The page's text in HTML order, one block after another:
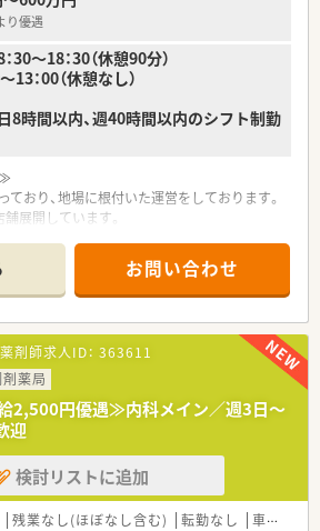
り優遇
～18：30（休憩90分）
：00（休憩なし）
8時間以内、週40時間以内のシフト制勤
おり、地場に根付いた運営をしております。
展開しています。
ョンを大切にしながら働ける職場で、経営者と
通し良く働けるのも魅力です。
応需しています。
科クリニックなどからも処方箋を受け付けてお
域のみなさまからご利用いただいており、誠実
がけています。
で行っており、ベテラン薬剤師もいるため分
はすぐ聞きやすい環境です。
ら車で5分程度の立地にございます。
り、お車での通勤が便利です。
お問い合わせ
薬剤師求人ID： 363611
薬局
給2,500円優遇≫内科メイン／週3日～
迎
検討リストに追加
残業なし(ほぼなし含む) 転勤なし 車通勤可